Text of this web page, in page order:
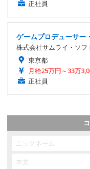
正社員
ゲームプロデューサー
株式会社サムライ・ソフ
東京都
月給25万円～33万
正社員